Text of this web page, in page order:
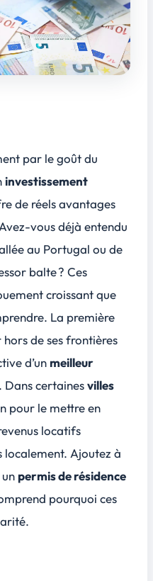
par le goût du
investissement
de réels avantages
vous déjà entendu
au Portugal ou de
balte ? Ces
croissant que
La première
de ses frontières
d’un meilleur
. Dans certainesvilles
pour le mettre en
locatifs
localement. Ajoutez à
permis de résidence
pourquoi ces